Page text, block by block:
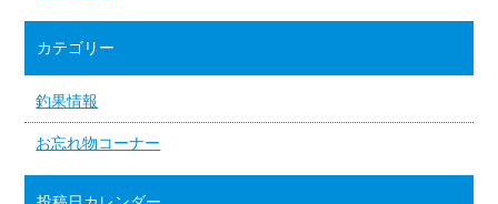
カテゴリー
釣果情報
お忘れ物コーナー